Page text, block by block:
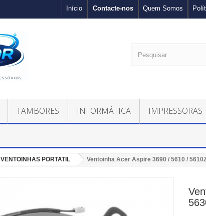
Quem Somos
Contacte-nos
Início
TAMBORES INFORMÁTICA IMPRESSORAS
VENTOINHAS PORTATIL Ventoinha Acer Aspire 3690 / 5610 /